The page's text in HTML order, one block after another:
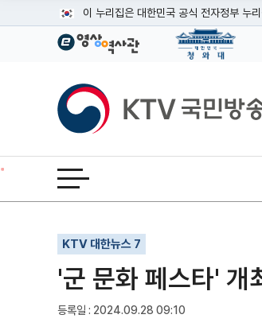
이 누리집은 대한민국 공식 전자정부 누
공식 누리집 주소 확인하기
이밖에 or.kr 또는 .kr등 다른 도메인 주소
운영중인 공식 누리집보기
KTV국민방송
전체메뉴 열기
KTV 대한뉴스 7
'군 문화 페스타' 개
등록일 : 2024.09.28 09:10
기사인쇄
글자확대
글자축소